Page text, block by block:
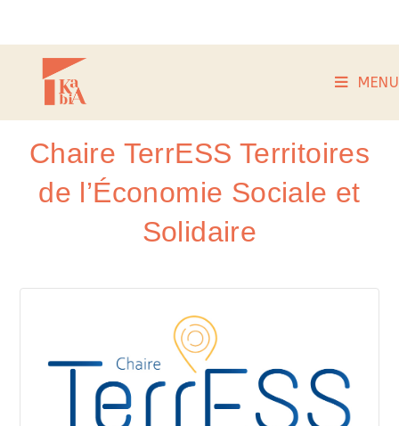
MENU
Chaire TerrESS Territoires
de l’Économie Sociale et
Solidaire